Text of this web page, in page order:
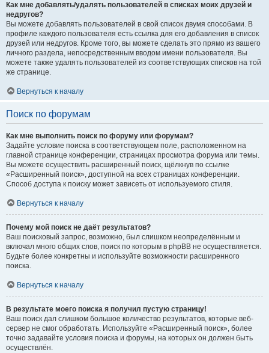
Как мне добавлять/удалять пользователей в списках моих друзей и
недругов?
Вы можете добавлять пользователей в свой список двумя способами. В
профиле каждого пользователя есть ссылка для его добавления в список
друзей или недругов. Кроме того, вы можете сделать это прямо из вашего
личного раздела, непосредственным вводом имени пользователя. Вы
можете также удалять пользователей из соответствующих списков на той
же странице.
Вернуться к началу
Поиск по форумам
Как мне выполнить поиск по форуму или форумам?
Задайте условие поиска в соответствующем поле, расположенном на
главной странице конференции, страницах просмотра форума или темы.
Вы можете осуществить расширенный поиск, щёлкнув по ссылке
«Расширенный поиск», доступной на всех страницах конференции.
Способ доступа к поиску может зависеть от используемого стиля.
Вернуться к началу
Почему мой поиск не даёт результатов?
Ваш поисковый запрос, возможно, был слишком неопределённым и
включал много общих слов, поиск по которым в phpBB не осуществляется.
Будьте более конкретны и используйте возможности расширенного
поиска.
Вернуться к началу
В результате моего поиска я получил пустую страницу!
Ваш поиск дал слишком большое количество результатов, которые веб-
сервер не смог обработать. Используйте «Расширенный поиск», более
точно задавайте условия поиска и форумы, на которых он должен быть
осуществлён.